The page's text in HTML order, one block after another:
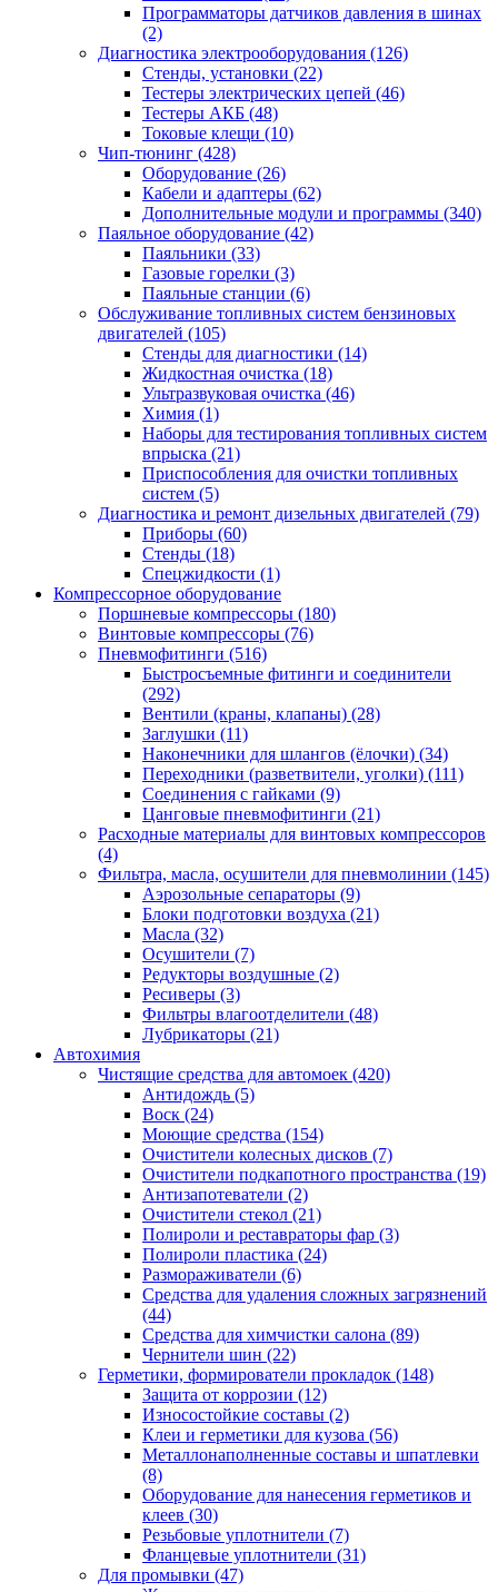
Программаторы датчиков давления в шинах
(2)
Диагностика электрооборудования (126)
Стенды, установки (22)
Тестеры электрических цепей (46)
Тестеры АКБ (48)
Токовые клещи (10)
Чип-тюнинг (428)
Оборудование (26)
Кабели и адаптеры (62)
Дополнительные модули и программы (340)
Паяльное оборудование (42)
Паяльники (33)
Газовые горелки (3)
Паяльные станции (6)
Обслуживание топливных систем бензиновых
двигателей (105)
Стенды для диагностики (14)
Жидкостная очистка (18)
Ультразвуковая очистка (46)
Химия (1)
Наборы для тестирования топливных систем
впрыска (21)
Приспособления для очистки топливных
систем (5)
Диагностика и ремонт дизельных двигателей (79)
Приборы (60)
Стенды (18)
Спецжидкости (1)
Компрессорное оборудование
Поршневые компрессоры (180)
Винтовые компрессоры (76)
Пневмофитинги (516)
Быстросъемные фитинги и соединители
(292)
Вентили (краны, клапаны) (28)
Заглушки (11)
Наконечники для шлангов (ёлочки) (34)
Переходники (разветвители, уголки) (111)
Соединения с гайками (9)
Цанговые пневмофитинги (21)
Расходные материалы для винтовых компрессоров
(4)
Фильтра, масла, осушители для пневмолинии (145)
Аэрозольные сепараторы (9)
Блоки подготовки воздуха (21)
Масла (32)
Осушители (7)
Редукторы воздушные (2)
Ресиверы (3)
Фильтры влагоотделители (48)
Лубрикаторы (21)
Автохимия
Чистящие средства для автомоек (420)
Антидождь (5)
Воск (24)
Моющие средства (154)
Очистители колесных дисков (7)
Очистители подкапотного пространства (19)
Антизапотеватели (2)
Очистители стекол (21)
Полироли и реставраторы фар (3)
Полироли пластика (24)
Размораживатели (6)
Средства для удаления сложных загрязнений
(44)
Средства для химчистки салона (89)
Чернители шин (22)
Герметики, формирователи прокладок (148)
Защита от коррозии (12)
Износостойкие составы (2)
Клеи и герметики для кузова (56)
Металлонаполненные составы и шпатлевки
(8)
Оборудование для нанесения герметиков и
клеев (30)
Резьбовые уплотнители (7)
Фланцевые уплотнители (31)
Для промывки (47)